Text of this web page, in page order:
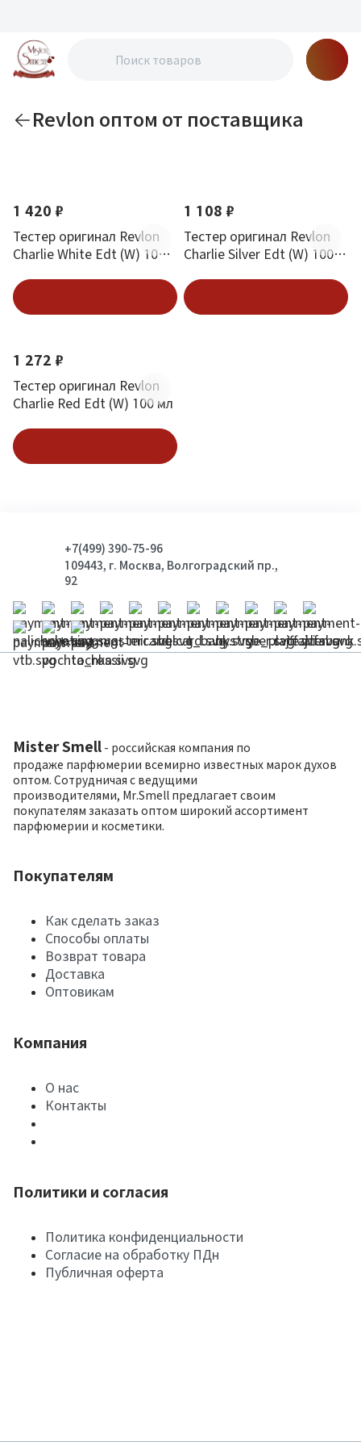
Revlon оптом от поставщика
1 420 ₽
Тестер оригинал Revlon
Charlie White Edt (W) 100
1 108 ₽
Тестер оригинал Revlon
Charlie Silver Edt (W) 100
1 272 ₽
Тестер оригинал Revlon
Charlie Red Edt (W) 100 мл
+7(499) 390-75-96
109443, г. Москва, Волгоградский пр.,
92
Mister Smell - российская компания по
продаже парфюмерии всемирно известных марок духов
оптом. Сотрудничая с ведущими
производителями, Mr.Smell предлагает своим
покупателям заказать оптом широкий ассортимент
парфюмерии и косметики.
Покупателям
Как сделать заказ
Способы оплаты
Возврат товара
Доставка
Оптовикам
Компания
О нас
Контакты
Политики и согласия
Политика конфиденциальности
Согласие на обработку ПДн
Публичная оферта